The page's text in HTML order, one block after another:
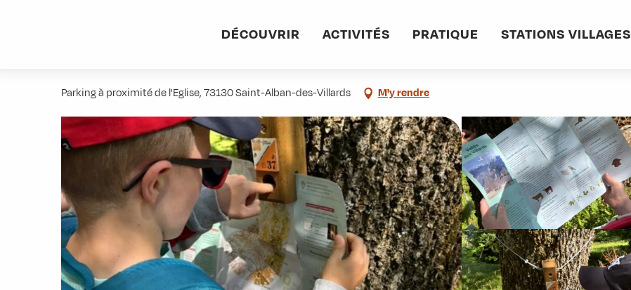
DÉCOUVRIR ACTIVITÉS PRATIQUE STATIONS VILLAGES
Parking à proximité de l'Eglise, 73130 Saint-Alban-des-Villards M'y rendre